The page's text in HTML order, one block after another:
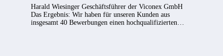
Harald Wiesinger Geschäftsführer der Viconex GmbH
Das Ergebnis: Wir haben für unseren Kunden aus
insgesamt 40 Bewerbungen einen hochqualifizierten…